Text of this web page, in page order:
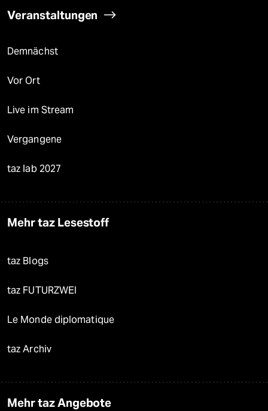
Veranstaltungen
Demnächst
Vor Ort
Live im Stream
Vergangene
taz lab 2027
Mehr taz Lesestoff
taz Blogs
taz FUTURZWEI
Le Monde diplomatique
taz Archiv
Mehr taz Angebote